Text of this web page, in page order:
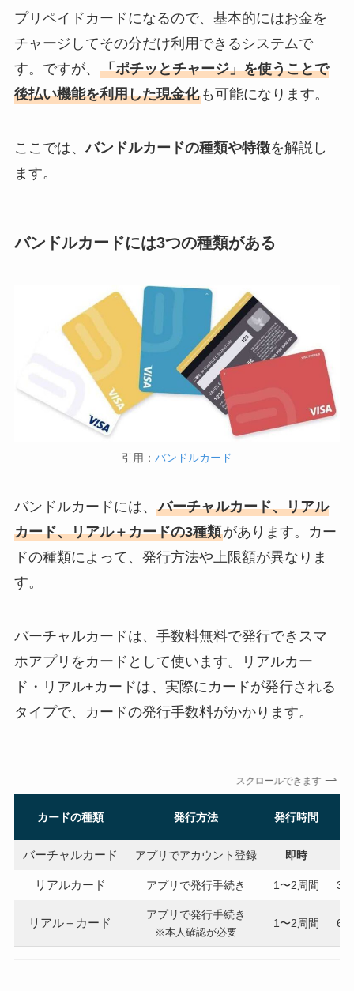
プリペイドカードになるので、基本的にはお金を
チャージしてその分だけ利用できるシステムで
す。ですが、 「ポチッとチャージ」を使うことで
後払い機能を利用した現金化も可能になります。
ここでは、バンドルカードの種類や特徴を解説し
ます。
バンドルカードには3つの種類がある
引用： バンドルカード
バンドルカードには、 バーチャルカード、リアル
カード、リアル＋カードの3種類があります。カー
ドの種類によって、発行方法や上限額が異なりま
す。
バーチャルカードは、手数料無料で発行できスマ
ホアプリをカードとして使います。リアルカー
ド・リアル+カードは、実際にカードが発行される
タイプで、カードの発行手数料がかかります。
スクロールできます
カードの種類 発行方法 発行時間
バーチャルカード アプリでアカウント登録 即時
リアルカード アプリで発行手続き 1〜2周間
リアル＋カード
アプリで発行手続き
※本人確認が必要
1〜2周間